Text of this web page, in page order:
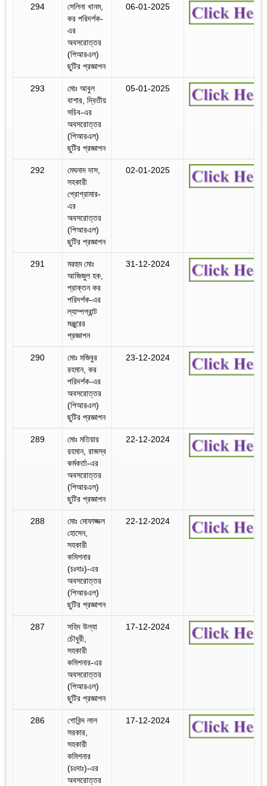
294
সেলিনা খানম,
কর পরিদর্শক-
এর
অবসরোত্তর
(পিআরএল)
ছুটির প্রজ্ঞাপন
06-01-2025
293
মোঃ আবুল
বাশার, দ্বিতীয়
সচিব-এর
অবসরোত্তর
(পিআরএল)
ছুটির প্রজ্ঞাপন
05-01-2025
292
মেঘনাদ দাস,
সহকারী
প্রোগ্রামার-
এর
অবসরোত্তর
(পিআরএল)
ছুটির প্রজ্ঞাপন
02-01-2025
291
মরহুম মোঃ
আজিজুল হক,
প্রাক্তন কর
পরিদর্শক-এর
ল্যাম্পগ্রান্ট
মঞ্জুরের
প্রজ্ঞাপন
31-12-2024
290
মোঃ মজিবুর
রহমান, কর
পরিদর্শক-এর
অবসরোত্তর
(পিআরএল)
ছুটির প্রজ্ঞাপন
23-12-2024
289
মোঃ মতিয়ার
রহমান, রাজস্ব
কর্মকর্তা-এর
অবসরোত্তর
(পিআরএল)
ছুটির প্রজ্ঞাপন
22-12-2024
288
মোঃ মোফাজ্জল
হোসেন,
সহকারী
কমিশনার
(চঃদাঃ)-এর
অবসরোত্তর
(পিআরএল)
ছুটির প্রজ্ঞাপন
22-12-2024
287
সহিদ উল্যা
চৌধুরী,
সহকারী
কমিশনার-এর
অবসরোত্তর
(পিআরএল)
ছুটির প্রজ্ঞাপন
17-12-2024
286
গোবিন্দ লাল
সরকার,
সহকারী
কমিশনার
(চঃদাঃ)-এর
অবসরোত্তর
17-12-2024